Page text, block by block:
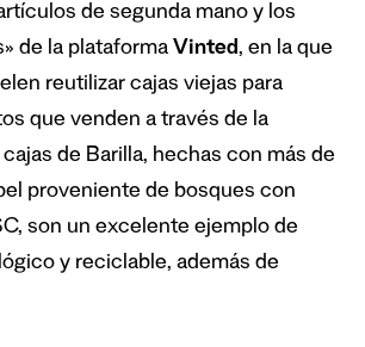
de segunda mano y los
de la plataforma Vinted, en la que
reutilizar cajas viejas para
que venden a través de la
de Barilla, hechas con más de
proveniente de bosques con
son un excelente ejemplo de
y reciclable, además de